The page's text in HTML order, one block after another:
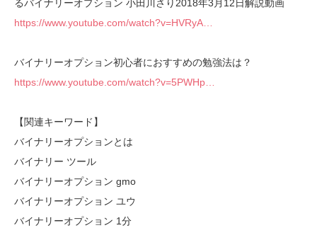
るバイナリーオプション 小田川さり2018年3月12日解説動画
https://www.youtube.com/watch?v=HVRyA…
バイナリーオプション初心者におすすめの勉強法は？
https://www.youtube.com/watch?v=5PWHp…
【関連キーワード】
バイナリーオプションとは
バイナリー ツール
バイナリーオプション gmo
バイナリーオプション ユウ
バイナリーオプション 1分